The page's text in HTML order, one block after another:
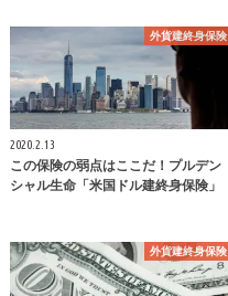
外貨建終身保険
2020.2.13
この保険の弱点はここだ！プルデン
シャル生命「米国ドル建終身保険」
外貨建終身保険